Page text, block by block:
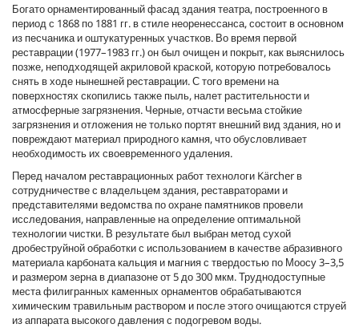
Богато орнаментированный фасад здания театра, построенного в
период с 1868 по 1881 гг. в стиле неоренессанса, состоит в основном
из песчаника и оштукатуренных участков. Во время первой
реставрации (1977–1983 гг.) он был очищен и покрыт, как выяснилось
позже, неподходящей акриловой краской, которую потребовалось
снять в ходе нынешней реставрации. С того времени на
поверхностях скопились также пыль, налет растительности и
атмосферные загрязнения. Черные, отчасти весьма стойкие
загрязнения и отложения не только портят внешний вид здания, но и
повреждают материал природного камня, что обусловливает
необходимость их своевременного удаления.
Перед началом реставрационных работ технологи Kärcher в
сотрудничестве с владельцем здания, реставраторами и
представителями ведомства по охране памятников провели
исследования, направленные на определение оптимальной
технологии чистки. В результате был выбран метод сухой
дробеструйной обработки с использованием в качестве абразивного
материала карбоната кальция и магния с твердостью по Моосу 3–3,5
и размером зерна в диапазоне от 5 до 300 мкм. Труднодоступные
места филигранных каменных орнаментов обрабатываются
химическим травильным раствором и после этого очищаются струей
из аппарата высокого давления с подогревом воды.